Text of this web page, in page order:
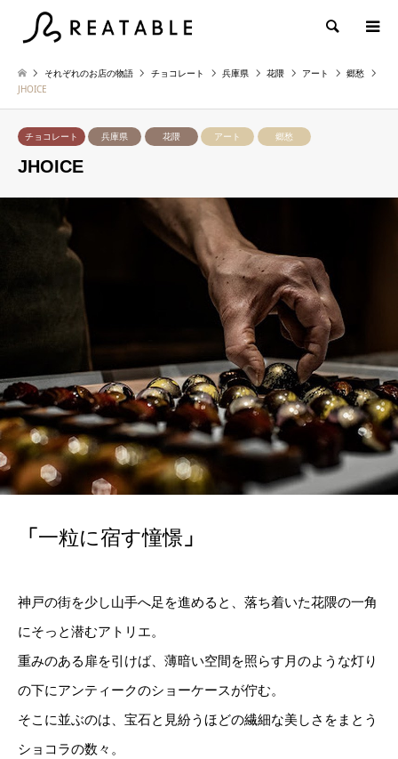
検索
それぞれのお店の物語 チョコレート 兵庫県 花隈 アート
郷愁
JHOICE
チョコレート 兵庫県 花隈 アート 郷愁
JHOICE
「一粒に宿す憧憬 」
神戸の街を少し山手へ足を進めると、落ち着いた花隈の一角
にそっと潜むアトリエ。
重みのある扉を引けば、薄暗い空間を照らす月のような灯り
の下にアンティークのショーケースが佇む。
そこに並ぶのは、宝石と見紛うほどの繊細な美しさをまとう
ショコラの数々。